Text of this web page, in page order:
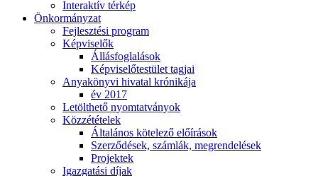
Interaktív térkép
Önkormányzat
Fejlesztési program
Képviselők
Állásfoglalások
Képviselőtestület tagjai
Anyakönyvi hivatal krónikája
év 2017
Letölthető nyomtatványok
Közzétételek
Általános kötelező előírások
Szerződések, számlák, megrendelések
Projektek
Igazgatási díjak